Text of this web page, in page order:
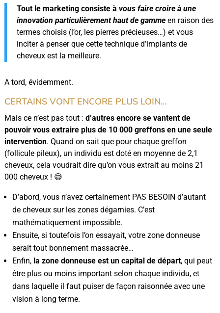
Tout le marketing consiste à vous faire croire à une
innovation particulièrement haut de gammeen raison des
termes choisis (l’or, les pierres précieuses…) et vous
inciter à penser que cette technique d’implants de
cheveux est la meilleure.
A tord, évidemment.
CERTAINS VONT ENCORE PLUS LOIN…
Mais ce n’est pas tout : d’autres encore se vantent de
pouvoir vous extraire plus de 10 000 greffons en une seule
intervention. Quand on sait que pour chaque greffon
(follicule pileux), un individu est doté en moyenne de 2,1
cheveux, cela voudrait dire qu’on vous extrait au moins 21
000 cheveux ! 😅
D’abord, vous n’avez certainement PAS BESOIN d’autant
de cheveux sur les zones dégarnies. C’est
mathématiquement impossible.
Ensuite, si toutefois l’on essayait, votre zone donneuse
serait tout bonnement massacrée…
Enfin, la zone donneuse est un capital de départ, qui peut
être plus ou moins important selon chaque individu, et
dans laquelle il faut puiser de façon raisonnée avec une
vision à long terme.